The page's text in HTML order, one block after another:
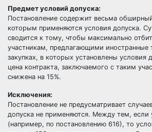
Предмет условий допуска:
Постановление содержит весьма
которым применяются условия допуска.
сводится к тому, чтобы максимально
участникам, предлагающими иностранные
закупках, в которых установлены условия
цена контракта, заключаемого с таким
снижена на 15%.
Исключения:
Постановление не предусматривает
допуска не применяются. Между тем, если
(например, по постановлению 616), то